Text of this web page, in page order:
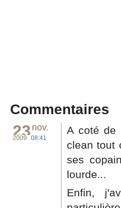
Commentaires
23 nov.
2009 08:41
A coté de
clean tout
ses
lourde...
Enfin,